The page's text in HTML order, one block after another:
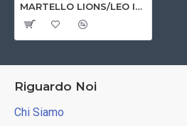
MARTELLO LIONS/LEO IN LEGNO CON TARGHETTA PERSONALIZZABILE
Riguardo Noi
Chi Siamo